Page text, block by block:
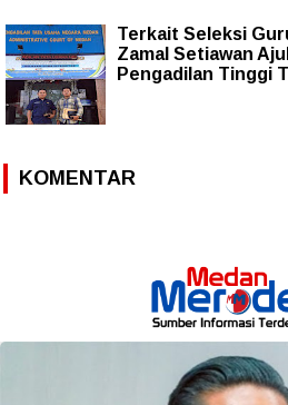
Terkait Seleksi
Zamal Setiawan
Pengadilan Tinggi
KOMENTAR